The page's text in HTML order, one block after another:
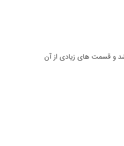
و قسمت های زیادی از آن